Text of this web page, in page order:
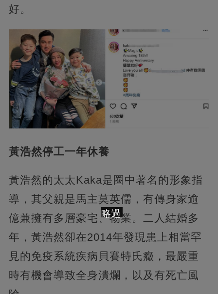
好。
黃浩然停工一年休養
黃浩然的太太Kaka是圈中著名的形象指
導，其父親是馬主莫英儒，有傳身家逾
億兼擁有多層豪宅、物業。二人結婚多
年，黃浩然卻在2014年發現患上相當罕
見的免疫系統疾病貝賽特氏癥，最嚴重
時有機會導致全身潰爛，以及有死亡風
略過